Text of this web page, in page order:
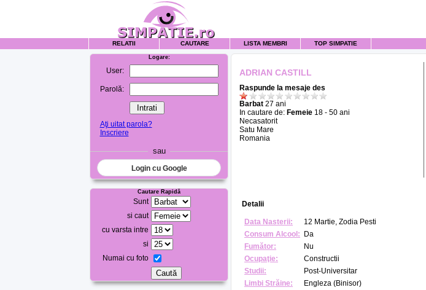
RELATII CAUTARE LISTA MEMBRI TOP SIMPATIE
Logare:
User:
Parolă:
Aţi uitat parola?
Inscriere
sau
Login cu Google
Cautare Rapidă
Sunt
si caut
cu varsta intre
si
Numai cu foto
ADRIAN CASTILL
Raspunde la mesaje des
Barbat 27 ani
In cautare de: Femeie 18 - 50 ani
Necasatorit
Satu Mare
Romania
Detalii
Data Nasterii:
12 Martie, Zodia Pesti
Consum Alcool:
Da
Fumător:
Nu
Ocupaţie:
Constructii
Studii:
Post-Universitar
Limbi Străine:
Engleza (Binisor)